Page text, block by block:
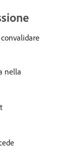
nella